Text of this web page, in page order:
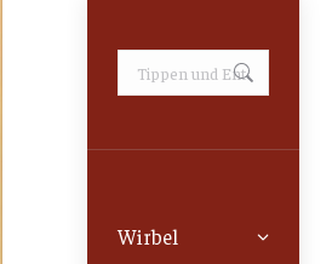
Search:
Wirbel